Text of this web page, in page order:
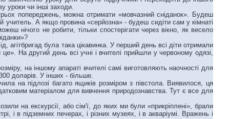
уроки чи інші заходи.
попереджень, можна отримати «мовчазний сніданок». Будеш
учитель. А якщо провина «серйозна» - будеш сидіти сам у кімнаті
нічого не робити, тільки спостерігати через вікно, як весело
була така цікавинка. У перший день всі діти отримали
На другий день всі учні і вчителі прийшли у червоному одязі,
на іншому апараті вчителі самі виготовляють наочності для
доларів. У інших - більше.
на підлозі багато ящиків розміром з півстола. Виявилося, ця
матеріалом для вивчення природознавства. Тут є все для
на екскурсії, або сім'ї, до яких ми були «прикріплені», брали
і в підземних печерах, і різних музеях, і в акваріумі. Вражень і